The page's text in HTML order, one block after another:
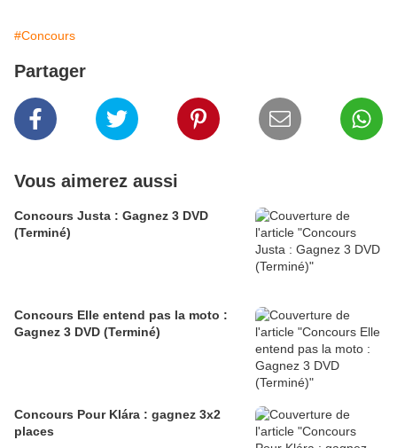
#Concours
Partager
Vous aimerez aussi
Concours Justa : Gagnez 3 DVD
(Terminé)
Concours Elle entend pas la moto :
Gagnez 3 DVD (Terminé)
Concours Pour Klára : gagnez 3x2
places